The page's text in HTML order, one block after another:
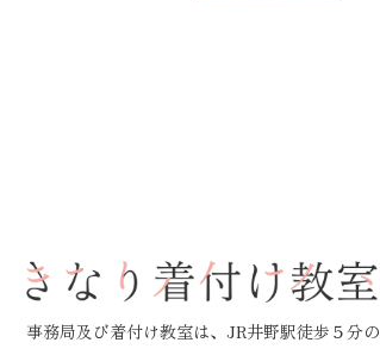
事務局及び着付け教室は、JR井野駅徒歩５分の